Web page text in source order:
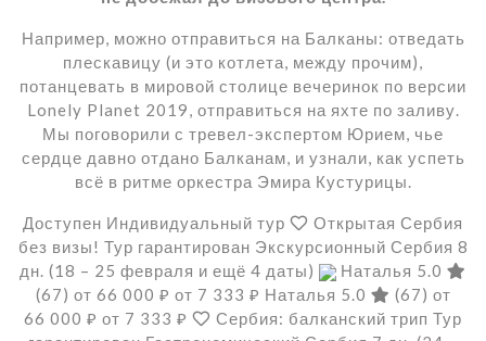
Например, можно отправиться на Балканы: отведать
плескавицу (и это котлета, между прочим),
потанцевать в мировой столице вечеринок по версии
Lonely Planet 2019, отправиться на яхте по заливу.
Мы поговорили с тревел-экспертом Юрием, чье
сердце давно отдано Балканам, и узнали, как успеть
всё в ритме оркестра Эмира Кустурицы.
Доступен Индивидуальный тур
Открытая Сербия
без визы! Тур гарантирован Экскурсионный Сербия 8
дн. (18 – 25 февраля и ещё 4 даты)
Наталья 5.0
(67) от 66 000 ₽ от 7 333 ₽ Наталья 5.0 (67) от
66 000 ₽ от 7 333 ₽
Сербия: балканский трип Тур